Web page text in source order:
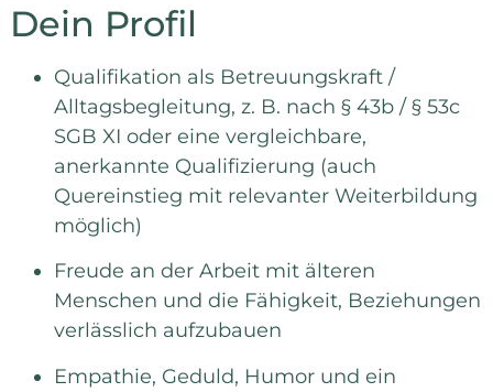
Dein Profil
Qualifikation als Betreuungskraft /
Alltagsbegleitung, z. B. nach § 43b / § 53c
SGB XI oder eine vergleichbare,
anerkannte Qualifizierung (auch
Quereinstieg mit relevanter Weiterbildung
möglich)
Freude an der Arbeit mit älteren
Menschen und die Fähigkeit, Beziehungen
verlässlich aufzubauen
Empathie, Geduld, Humor und ein